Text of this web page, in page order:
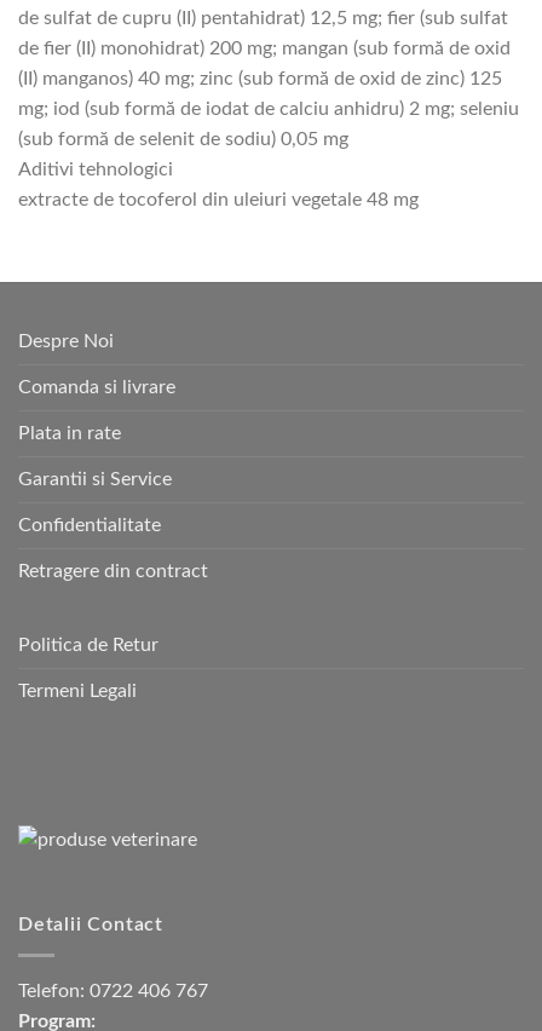
de sulfat de cupru (II) pentahidrat) 12,5 mg; fier (sub sulfat
de fier (II) monohidrat) 200 mg; mangan (sub formă de oxid
(II) manganos) 40 mg; zinc (sub formă de oxid de zinc) 125
mg; iod (sub formă de iodat de calciu anhidru) 2 mg; seleniu
(sub formă de selenit de sodiu) 0,05 mg
Aditivi tehnologici
extracte de tocoferol din uleiuri vegetale 48 mg
Despre Noi
Comanda si livrare
Plata in rate
Garantii si Service
Confidentialitate
Retragere din contract
Politica de Retur
Termeni Legali
Detalii Contact
Telefon: 0722 406 767
Program: